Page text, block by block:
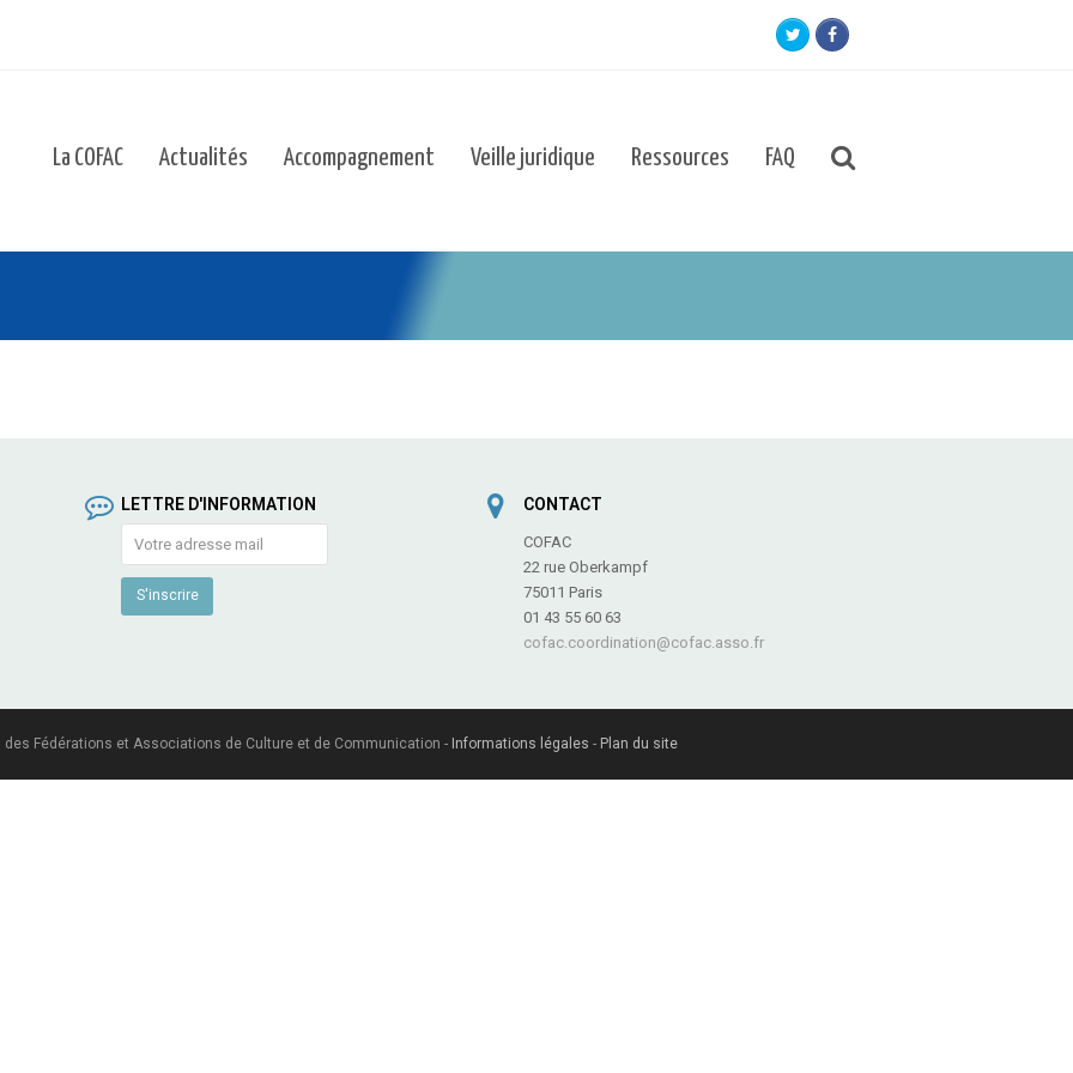
TwitterFacebook
La COFAC Actualités Accompagnement Veille juridique Ressources FAQ
LETTRE D'INFORMATION CONTACT
COFAC
22 rue Oberkampf
75011 Paris
01 43 55 60 63
cofac.coordination@cofac.asso.fr
des Fédérations et Associations de Culture et de Communication - Informations légales - Plan du site